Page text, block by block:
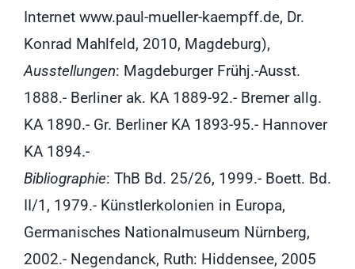
Internet www.paul-mueller-kaempff.de, Dr.
Konrad Mahlfeld, 2010, Magdeburg),
Ausstellungen: Magdeburger Frühj.-Ausst.
1888.- Berliner ak. KA 1889-92.- Bremer allg.
KA 1890.- Gr. Berliner KA 1893-95.- Hannover
KA 1894.-
Bibliographie: ThB Bd. 25/26, 1999.- Boett. Bd.
II/1, 1979.- Künstlerkolonien in Europa,
Germanisches Nationalmuseum Nürnberg,
2002.- Negendanck, Ruth: Hiddensee, 2005